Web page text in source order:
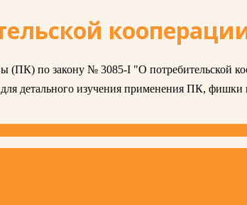
(ПК) по закону № 3085-I "О потребительской
для детального изучения применения ПК,